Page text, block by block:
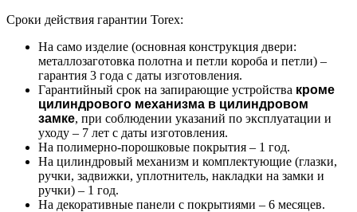
Сроки действия гарантии Torex:
На само изделие (основная конструкция двери:
металлозаготовка полотна и петли короба и петли) –
гарантия 3 года с даты изготовления.
Гарантийный срок на запирающие устройства кроме
цилиндрового механизма в цилиндровом
замке, при соблюдении указаний по эксплуатации и
уходу – 7 лет с даты изготовления.
На полимерно-порошковые покрытия – 1 год.
На цилиндровый механизм и комплектующие (глазки,
ручки, задвижки, уплотнитель, накладки на замки и
ручки) – 1 год.
На декоративные панели с покрытиями – 6 месяцев.